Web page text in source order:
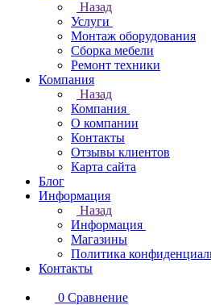
Назад
Услуги
Монтаж оборудования
Сборка мебели
Ремонт техники
Компания
Назад
Компания
О компании
Контакты
Отзывы клиентов
Карта сайта
Блог
Информация
Назад
Информация
Магазины
Политика
Контакты
0 Сравнение